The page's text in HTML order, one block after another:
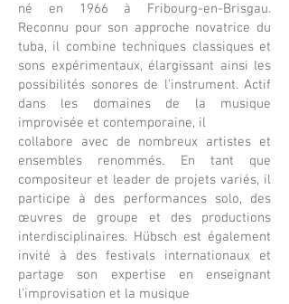
né en 1966 à Fribourg-en-Brisgau.
Reconnu pour son approche novatrice du
tuba, il combine techniques classiques et
sons expérimentaux, élargissant ainsi les
possibilités sonores de l'instrument. Actif
dans les domaines de la musique
improvisée et contemporaine, il
collabore avec de nombreux artistes et
ensembles renommés. En tant que
compositeur et leader de projets variés, il
participe à des performances solo, des
œuvres de groupe et des productions
interdisciplinaires. Hübsch est également
invité à des festivals internationaux et
partage son expertise en enseignant
l'improvisation et la musique